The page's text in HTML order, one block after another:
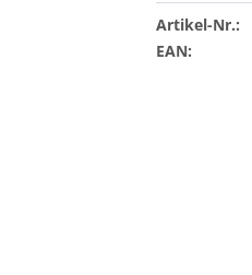
Artikel-Nr.:
EAN: